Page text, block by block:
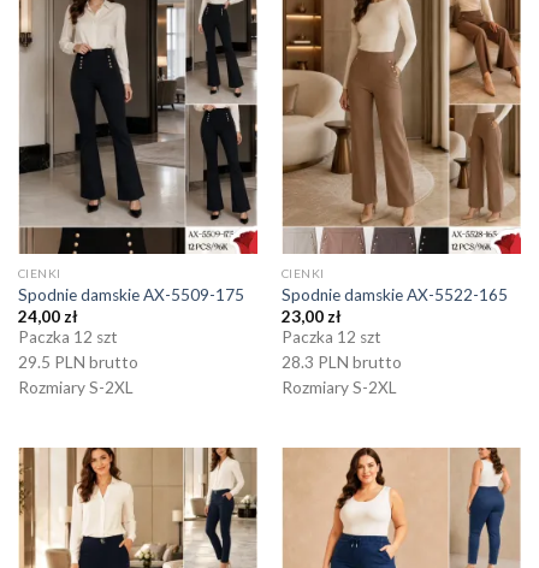
CIENKI
Spodnie damskie AX-5509-175
24,00 zł
Paczka 12 szt
29.5 PLN brutto
Rozmiary S-2XL
CIENKI
Spodnie damskie AX-5522-165
23,00 zł
Paczka 12 szt
28.3 PLN brutto
Rozmiary S-2XL